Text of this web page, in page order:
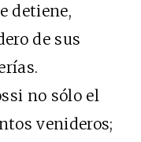
detiene,
de sus
no sólo el
venideros;